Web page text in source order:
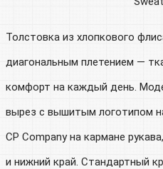
Толстовка из хлопкового
диагональным плетением —
комфорт на каждый день.
вырез с вышитым логотипом
CP Company на кармане
и нижний край. Стандартный